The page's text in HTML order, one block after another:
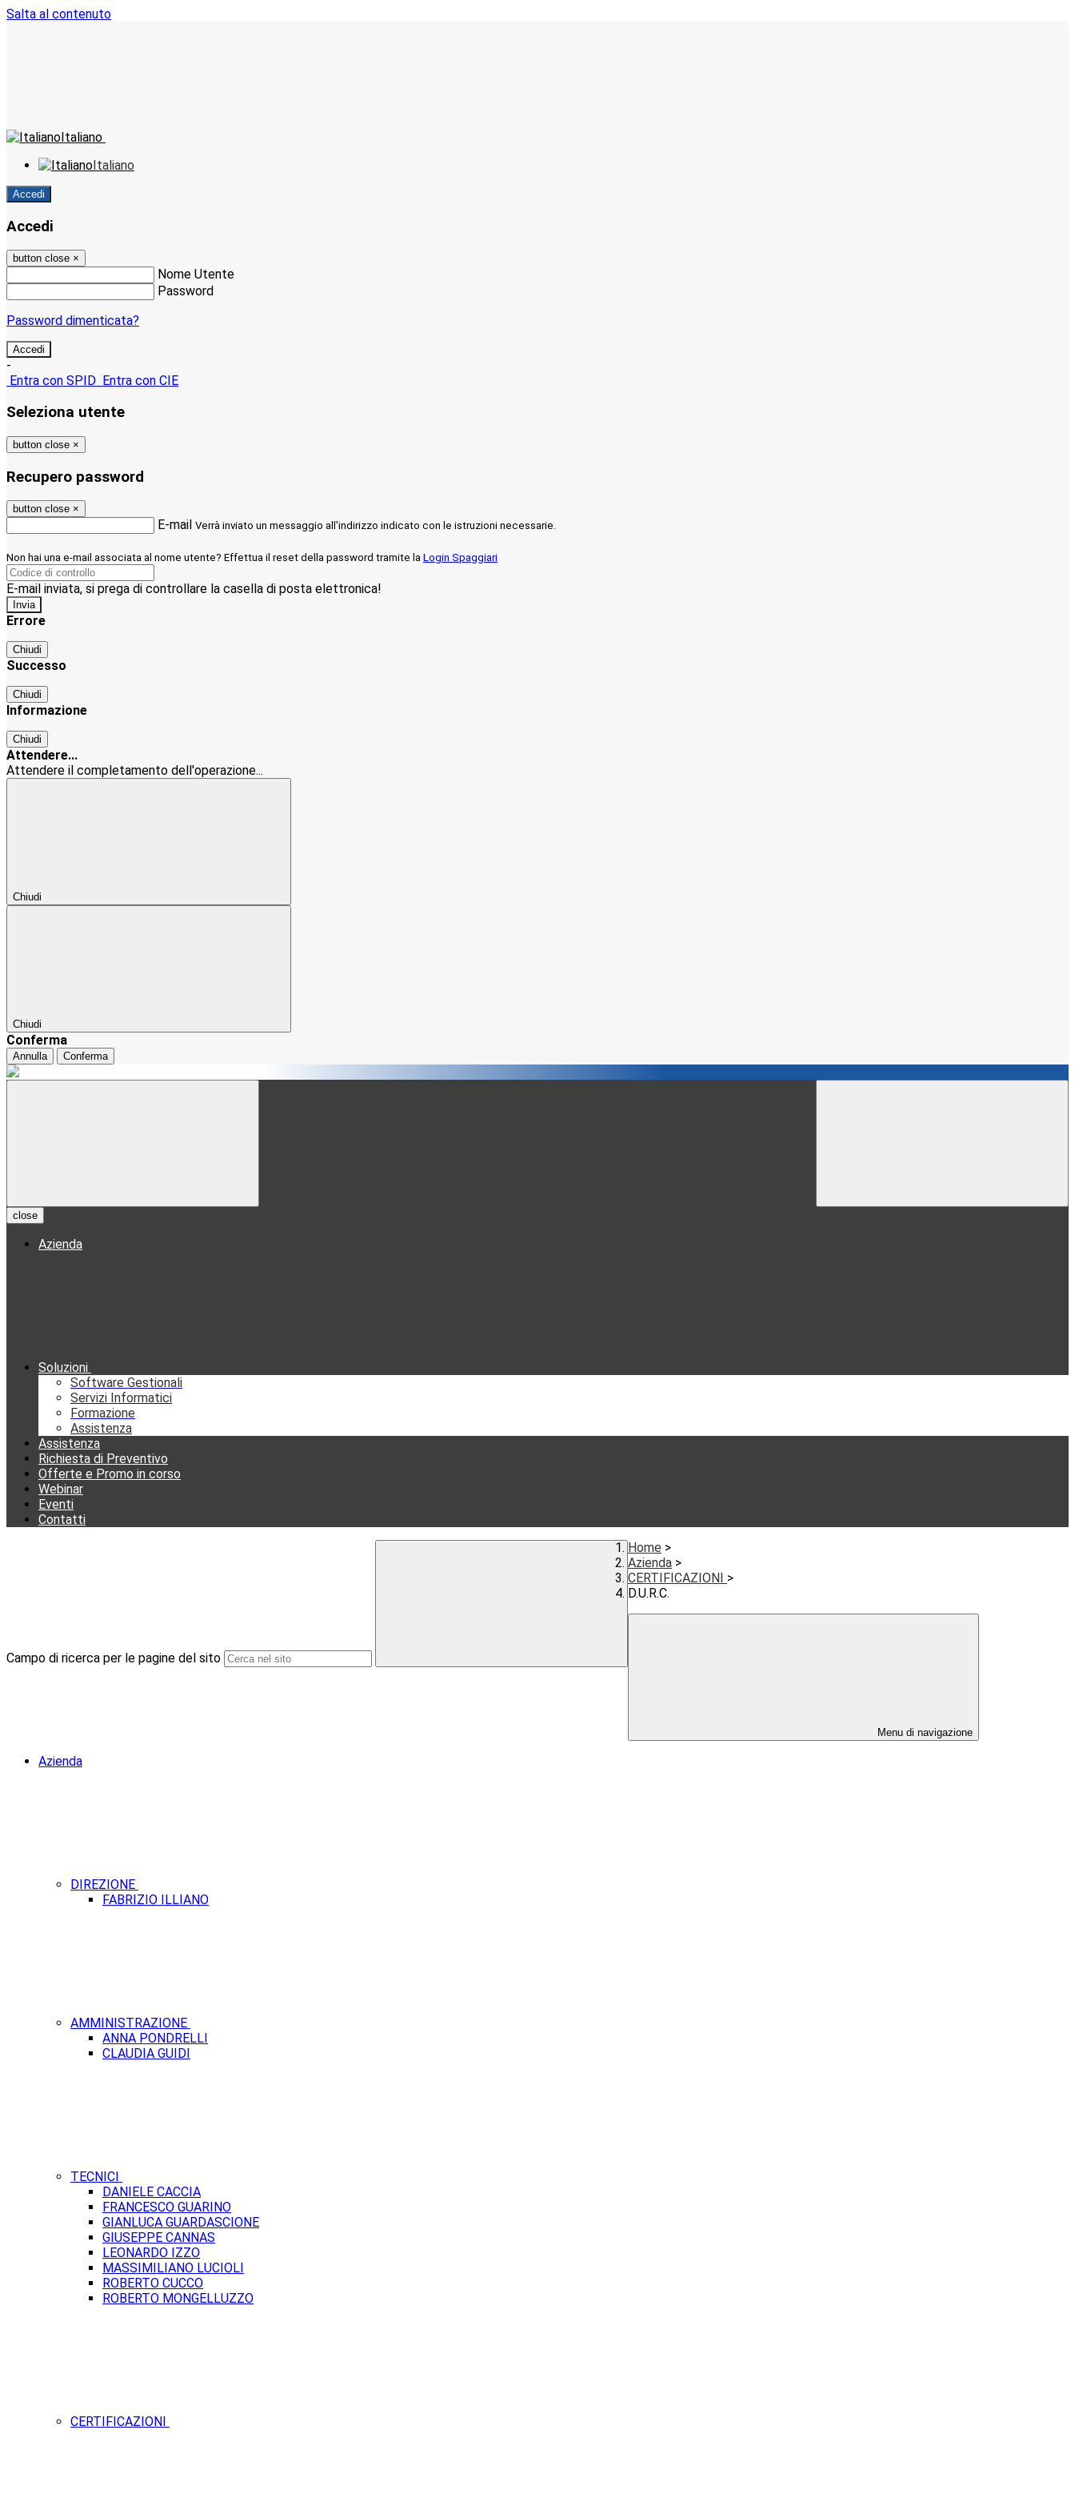
Salta al contenuto
Italiano
Italiano
Accedi
Accedi
button close ×
Nome Utente
Password
Password dimenticata?
-
Entra con SPID Entra con CIE
Seleziona utente
button close ×
Recupero password
button close ×
E-mail Verrà inviato un messaggio all'indirizzo indicato con le istruzioni necessarie.
Non hai una e-mail associata al nome utente? Effettua il reset della password tramite la Login Spaggiari
E-mail inviata, si prega di controllare la casella di posta elettronica!
Errore
Chiudi
Successo
Chiudi
Informazione
Chiudi
Attendere...
Attendere il completamento dell'operazione...
Chiudi
Chiudi
Conferma
Annulla Conferma
close
Azienda
Soluzioni
Software Gestionali
Servizi Informatici
Formazione
Assistenza
Assistenza
Richiesta di Preventivo
Offerte e Promo in corso
Webinar
Eventi
Contatti
Campo di ricerca per le pagine del sito
Home >
Azienda >
CERTIFICAZIONI >
D.U.R.C.
Menu di navigazione
Azienda
DIREZIONE
FABRIZIO ILLIANO
AMMINISTRAZIONE
ANNA PONDRELLI
CLAUDIA GUIDI
TECNICI
DANIELE CACCIA
FRANCESCO GUARINO
GIANLUCA GUARDASCIONE
GIUSEPPE CANNAS
LEONARDO IZZO
MASSIMILIANO LUCIOLI
ROBERTO CUCCO
ROBERTO MONGELLUZZO
CERTIFICAZIONI